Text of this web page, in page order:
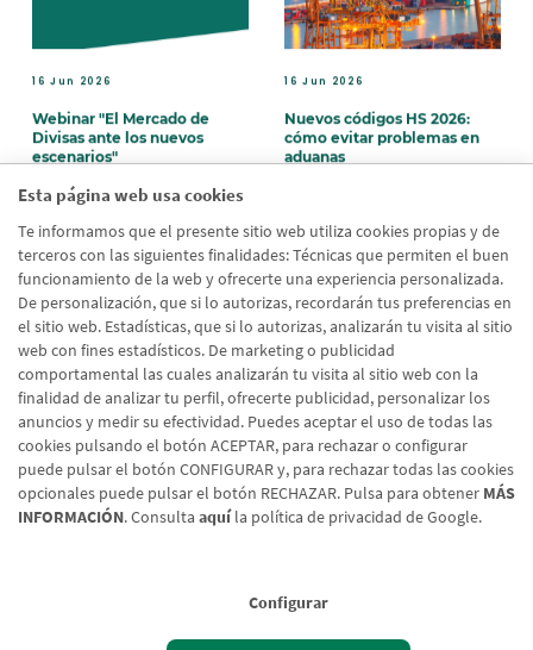
Esta página web usa cookies
Te informamos que el presente sitio web utiliza cookies propias y de
terceros con las siguientes finalidades: Técnicas que permiten el buen
funcionamiento de la web y ofrecerte una experiencia personalizada.
De personalización, que si lo autorizas, recordarán tus preferencias en
el sitio web. Estadísticas, que si lo autorizas, analizarán tu visita al sitio
web con fines estadísticos. De marketing o publicidad
comportamental las cuales analizarán tu visita al sitio web con la
finalidad de analizar tu perfil, ofrecerte publicidad, personalizar los
anuncios y medir su efectividad. Puedes aceptar el uso de todas las
cookies pulsando el botón ACEPTAR, para rechazar o configurar
puede pulsar el botón CONFIGURAR y, para rechazar todas las cookies
opcionales puede pulsar el botón RECHAZAR. Pulsa para obtener MÁS
INFORMACIÓN. Consulta aquíla política de privacidad de Google.
Configurar
16 Jun 2026
Webinar "El Mercado de
Divisas ante los nuevos
escenarios"
El equipo del Área Internacional de
Banco Cooperativo Español ofrece
un análisis detallado del mercado
de divisas
16 Jun 2026
Nuevos códigos HS 2026:
cómo evitar problemas en
aduanas
qué revisar para evitar retrasos,
errores y costes en aduanas.
Paginación
‹Página
anterior
1 2 3 4 5 6 7 8 9 ›